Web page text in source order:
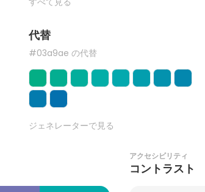
代替
#03a9ae の代替
ジェネレーターで見る
アクセシビリティ
コントラスト